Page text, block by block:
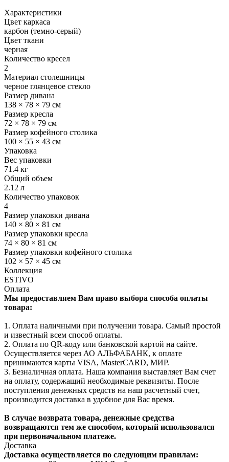
Характеристики
Цвет каркаса
карбон (темно-серый)
Цвет ткани
черная
Количество кресел
2
Материал столешницы
черное глянцевое стекло
Размер дивана
138 × 78 × 79 см
Размер кресла
72 × 78 × 79 см
Размер кофейного столика
100 × 55 × 43 см
Упаковка
Вес упаковки
71.4 кг
Общий объем
2.12 л
Количество упаковок
4
Размер упаковки дивана
140 × 80 × 81 см
Размер упаковки кресла
74 × 80 × 81 см
Размер упаковки кофейного столика
102 × 57 × 45 см
Коллекция
ESTIVO
Оплата
Мы предоставляем Вам право выбора способа оплаты
товара:
1. Оплата наличными при получении товара. Самый простой
и известный всем способ оплаты.
2. Оплата по QR-коду или банковской картой на сайте.
Осуществляется через АО АЛЬФАБАНК, к оплате
принимаются карты VISA, MasterCARD, МИР.
3. Безналичная оплата. Наша компания выставляет Вам счет
на оплату, содержащий необходимые реквизиты. После
поступления денежных средств на наш расчетный счет,
производится доставка в удобное для Вас время.
В случае возврата товара, денежные средства
возвращаются тем же способом, который использовался
при первоначальном платеже.
Доставка
Доставка осуществляется по следующим правилам: